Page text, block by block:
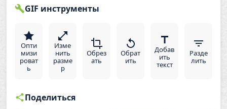
GIF инструменты
Опти
мизи
роват
ь
Изме
нить
разме
р
Обрез
ать
Обрат
ить
Добав
ить
текст
Разде
лить
Поделиться